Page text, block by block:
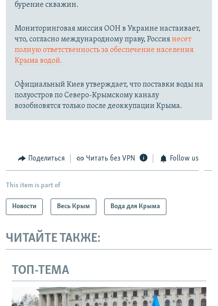
бурение скважин.
Мониторинговая миссия ООН в Украине настаивает,
что, согласно международному праву, Россиянесет
полную ответственность за обеспечение населения
Крыма водой.
Официальный Киев утверждает, что поставки воды на
полуостров по Северо-Крымскому каналу
возобновятся только после деоккупации Крыма.
Поделиться Читать без VPN Follow us
This item is part of
Новости Весь Крым Вода для Крыма
ЧИТАЙТЕ ТАКЖЕ:
ТОП-ТЕМА